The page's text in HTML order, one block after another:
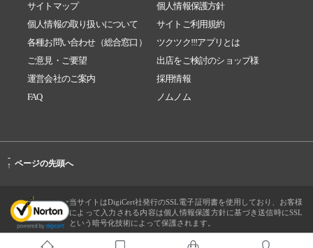
サイトマップ
個人情報保護方針
個人情報の取り扱いについて
サイトご利用規約
各種お問い合わせ（総合窓口）
ツクツク!!!アプリとは
ご意見・ご要望
出店をご検討のショップ様
運営会社のご案内
採用情報
FAQ
ノムノム
-
↑ ページの先頭へ
当サイトはDigiCert社発行のSSL電子証明書を使用しており、お客様
によって入力される内容は個人情報保護方針に基づき送信時にSSL
という暗号化技術によって保護されます。